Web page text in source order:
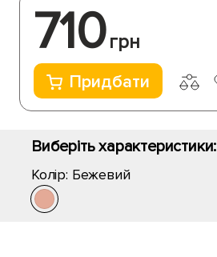
710 грн
Придбати
Виберіть характеристики:
Колір: Бежевий